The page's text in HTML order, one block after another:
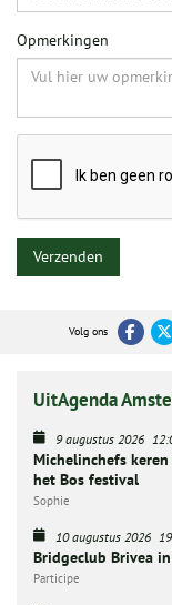
Opmerkingen
Verzenden
Volg ons
UitAgenda
9 augustus 2026
Michelinchefs
het Bos festival
Sophie
10 augustus 2026
Bridgeclub Brivea
Participe